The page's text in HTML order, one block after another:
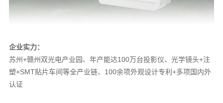
企业实力：
苏州+赣州双光电产业园、 年产能达100万台投影仪、光学镜头+注
塑+SMT贴片车间等全产业链、100余项外观设计专利+多项国内外
认证